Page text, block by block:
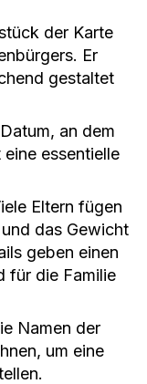
der Karte
Er
gestaltet
an dem
essentielle
Eltern fügen
das Gewicht
geben einen
für die Familie
Namen der
um eine